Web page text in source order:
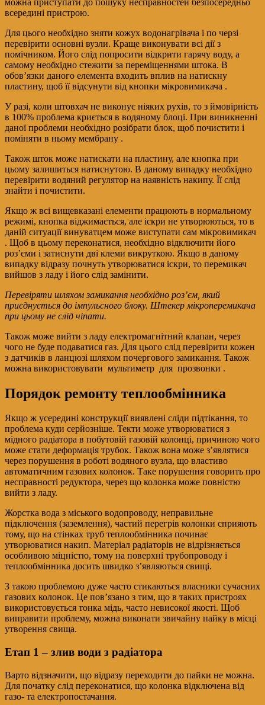
всередині пристрою.
Для цього необхідно зняти кожух водонагрівача і по черзі
перевірити основні вузли. Краще виконувати всі дії з
помічником. Його слід попросити відкрити гарячу воду, а
самому необхідно стежити за переміщеннями штока. В
обов’язки даного елемента входить вплив на натискну
пластину, щоб її відсунути від кнопки мікровимикача .
У разі, коли штовхач не виконує ніяких рухів, то з ймовірність
в 100% проблема криється в водяному блоці. При виникненні
даної проблеми необхідно розібрати блок, щоб почистити і
поміняти в ньому мембрану .
Також шток може натискати на пластину, але кнопка при
цьому залишиться натиснутою. В даному випадку необхідно
перевірити водяний регулятор на наявність накипу. Її слід
знайти і почистити.
Якщо ж всі вищевказані елементи працюють в нормальному
режимі, кнопка віджимається, але іскри не утворюються, то в
даній ситуації винуватцем може виступати сам мікровимикач
. Щоб в цьому переконатися, необхідно відключити його
роз’єми і затиснути дві клеми викруткою. Якщо в даному
випадку відразу почнуть утворюватися іскри, то перемикач
вийшов з ладу і його слід замінити.
Перевіряти шляхом замикання необхідно роз’єм, який
приєднується до імпульсного блоку. Штекер мікроперемикача
при цьому не слід чіпати.
Також може вийти з ладу електромагнітний клапан, через
чого не буде подаватися газ. Для цього слід перевірити кожен
з датчиків в ланцюзі шляхом почергового замикання. Також
можна використовувати мультиметр для прозвонки .
Порядок ремонту теплообмінника
Якщо ж усередині конструкції виявлені сліди підтікання, то
проблема куди серйозніше. Текти може утворюватися з
мідного радіатора в побутовій газовій колонці, причиною чого
може стати деформація трубок. Також вона може з’являтися
через порушення в роботі водяного вузла, що властиво
автоматичним газових колонок. Таке порушення говорить про
несправності редуктора, через що колонка може повністю
вийти з ладу.
Жорстка вода з міського водопроводу, неправильне
підключення (заземлення), частий перегрів колонки сприяють
тому, що на стінках труб теплообмінника починає
утворюватися накип. Матеріал радіаторів не відрізняється
особливою міцністю, тому на поверхні трубопроводу і
теплообмінника досить швидко з’являються свищі.
З такою проблемою дуже часто стикаються власники сучасних
газових колонок. Це пов’язано з тим, що в таких пристроях
використовується тонка мідь, часто невисокої якості. Щоб
виправити проблему, можна виконати звичайну пайку в місці
утворення свища.
Етап 1 – злив води з радіатора
Варто відзначити, що відразу переходити до пайки не можна.
Для початку слід переконатися, що колонка відключена від
газо- та електропостачання.